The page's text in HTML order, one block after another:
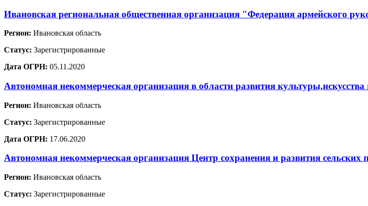
Ивановская региональная общественная организация "Федерация армейского
Регион: Ивановская область
Статус: Зарегистрированные
Дата ОГРН: 05.11.2020
Автономная некоммерческая организация в области развития
Регион: Ивановская область
Статус: Зарегистрированные
Дата ОГРН: 17.06.2020
Автономная некоммерческая организация Центр сохранения и развития
Регион: Ивановская область
Статус: Зарегистрированные